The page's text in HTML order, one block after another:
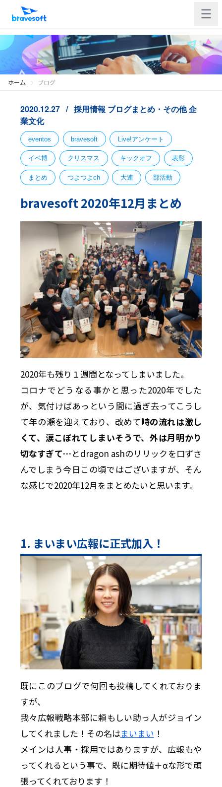
ホーム ブログ
2020.12.27 採用情報 ブログまとめ・その他企
業文化
eventos bravesoft Live!アンケート
イベ博 クリスマス キックオフ 表彰
まとめ つよつよch 大連 部活動
bravesoft 2020年12月まとめ
2020年も残り１週間となってしまいました。
コロナでどうなる事かと思った2020年でした
が、気付けばあっという間に過ぎ去ってこうし
て年の瀬を迎えており、改めて時の流れは激し
くて、涙こぼれてしまいそうで、外は月明かり
切なすぎて…とdragon ashのリリックを口ずさ
んでしまう今日この頃ではございますが、そん
な感じで2020年12月をまとめたいと思います。
1. まいまい広報に正式加入！
既にこのブログで何回も投稿してくれておりま
すが、
我々広報戦略本部に頼もしい助っ人がジョイン
してくれました！その名はまいまい ！
メインは人事・採用ではありますが、広報もや
ってくれるという事で、既に期待値＋αな形で頑
張ってくれております！